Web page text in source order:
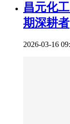
昌元化
期深耕者
2026-03-16